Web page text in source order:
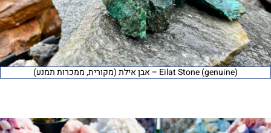
Eilat Stone (genuine) – אבן אילת (מקורית, ממכרות תמנע)